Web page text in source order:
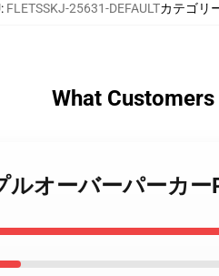
: FLETSSKJ-25631-DEFAULTカテゴリ
What Customers
オーバーパーカー